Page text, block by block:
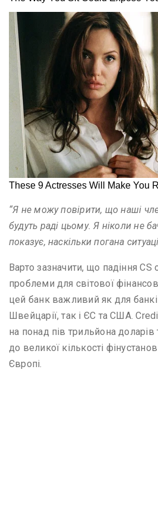
“Я не можу повірити, що наші
будуть раді цьому. Я ніколи не
показує, наскільки погана
Варто зазначити, що падіння CS
проблеми для світової
цей банк важливий як для
Швейцарії, так і ЄС та США.
на понад пів трильйона
до великої кількості
Європі.